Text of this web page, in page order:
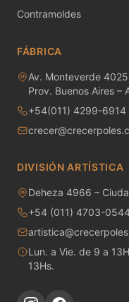
MAYCO SNOW
MAYCO
MAYCO
Metales
Minerales
Contramoldes
FÁBRICA
Av. Monteverde
Prov. Buenos Aires –
+54(011) 4299-
DIVISIÓN ARTÍSTICA
Deheza 4966 –
+54 (011) 4703-0544
Lun. a Vie. de 9 a
13Hs.